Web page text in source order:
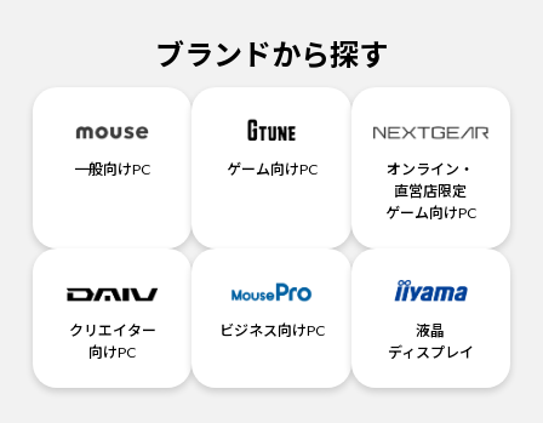
ブランドから探す
一般向けPC ゲーム向けPC
オンライン・
直営店限定
ゲーム向けPC
クリエイター
向けPC
ビジネス向けPC
液晶
ディスプレイ